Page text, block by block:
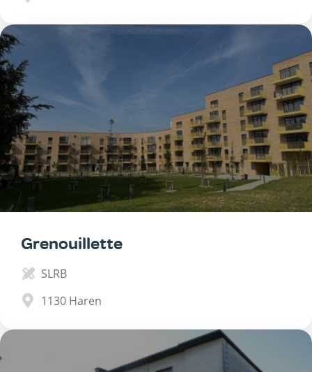
Grenouillette
SLRB
1130 Haren